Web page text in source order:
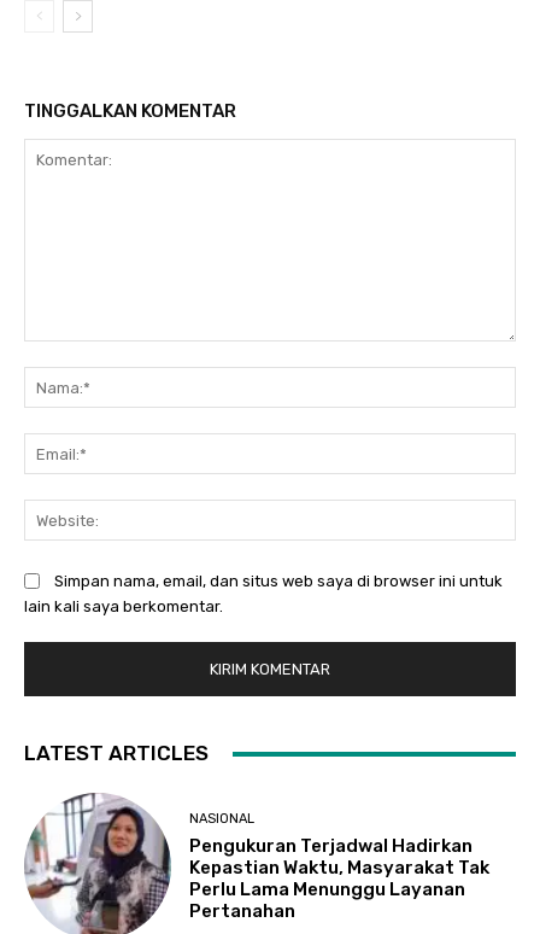
TINGGALKAN KOMENTAR
Simpan nama, email, dan situs web saya di browser ini untuk
lain kali saya berkomentar.
LATEST ARTICLES
NASIONAL
Pengukuran Terjadwal Hadirkan
Kepastian Waktu, Masyarakat Tak
Perlu Lama Menunggu Layanan
Pertanahan